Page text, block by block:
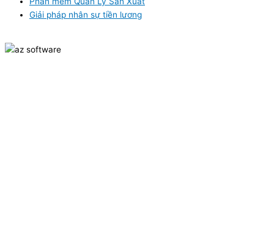
Giải pháp nhân sự tiền lương